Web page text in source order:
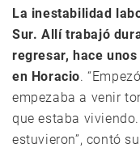
La inestabilidad
Sur. Allí trabajó
regresar, hace
en Horacio.
empezaba a venir
que estaba
estuvieron”, contó